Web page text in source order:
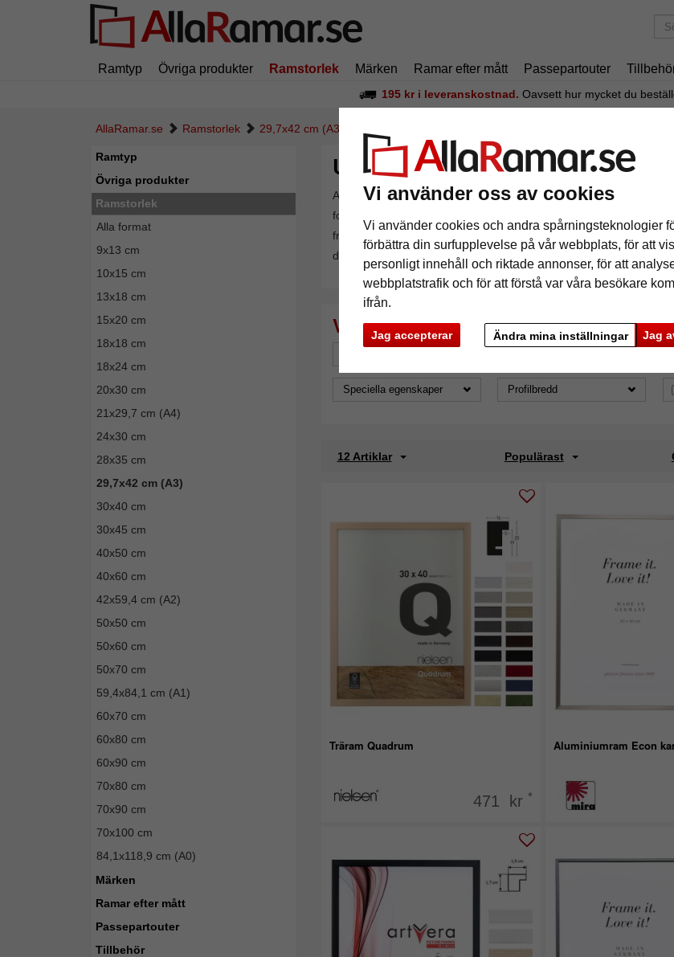
Vi använder oss av cookies
Vi använder cookies och andra spårningsteknologier
förbättra din surfupplevelse på vår webbplats, för att
personligt innehåll och riktade annonser, för att
webbplatstrafik och för att förstå var våra besökare
ifrån.
Jag accepterar Jag
Ändra mina inställningar
Ramtyp Övriga produkter Ramstorlek Märken Ramar efter mått Passepartouter
195 kr i leveranskostnad. Oavsett hur mycket du
AllaRamar.se Ramstorlek 29,7x42 cm (A3)
Ramtyp
Övriga produkter
Ramstorlek
Alla format
9x13 cm
10x15 cm
13x18 cm
15x20 cm
18x18 cm
18x24 cm
20x30 cm
21x29,7 cm (A4)
24x30 cm
28x35 cm
29,7x42 cm (A3)
30x40 cm
30x45 cm
40x50 cm
40x60 cm
42x59,4 cm (A2)
50x50 cm
50x60 cm
50x70 cm
59,4x84,1 cm (A1)
60x70 cm
60x80 cm
60x90 cm
70x80 cm
70x90 cm
70x100 cm
84,1x118,9 cm (A0)
Märken
Ramar efter mått
Passepartouter
Tillbehör
Upptäck våra A3-ramar
A3 är den internationella standardiserade storleken för formatet
format? Då har du mycket att välja mellan! Tack vare den
från alla ramtillverkare. En inramning lönar sig – konstverk,
dessutom skyddar dem. Här kan du enkelt och bekvämt köpa A3-
Speciella egenskaper Profilbredd
12 Artiklar Populärast
Träram Quadrum
471 kr *
Aluminiumram Econ